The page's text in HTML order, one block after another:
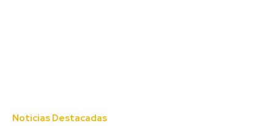
Noticias Destacadas